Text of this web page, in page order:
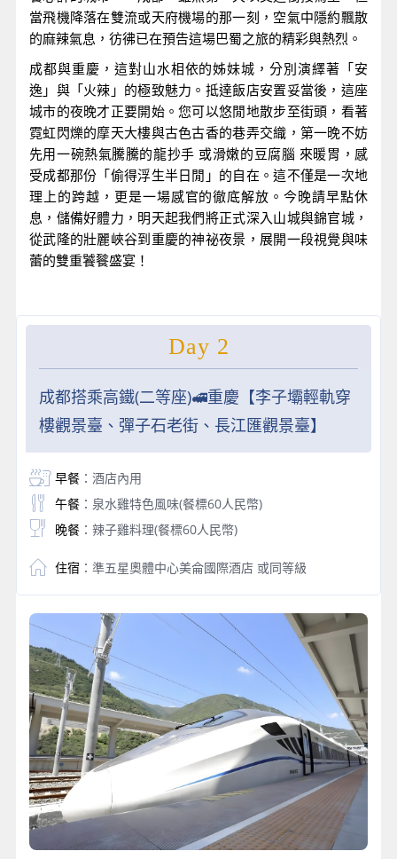
當飛機降落在雙流或天府機場的那一刻，空氣中隱約飄散
的麻辣氣息，彷彿已在預告這場巴蜀之旅的精彩與熱烈。
成都與重慶，這對山水相依的姊妹城，分別演繹著「安
逸」與「火辣」的極致魅力。抵達飯店安置妥當後，這座
城市的夜晚才正要開始。您可以悠閒地散步至街頭，看著
霓虹閃爍的摩天大樓與古色古香的巷弄交織，第一晚不妨
先用一碗熱氣騰騰的龍抄手 或滑嫩的豆腐腦 來暖胃，感
受成都那份「偷得浮生半日閒」的自在。這不僅是一次地
理上的跨越，更是一場感官的徹底解放。今晚請早點休
息，儲備好體力，明天起我們將正式深入山城與錦官城，
從武隆的壯麗峽谷到重慶的神祕夜景，展開一段視覺與味
蕾的雙重饕餮盛宴！
Day 2
成都搭乘高鐵(二等座)🚅重慶【李子壩輕軌穿
樓觀景臺、彈子石老街、長江匯觀景臺】
早餐：酒店內用
午餐：泉水雞特色風味(餐標60人民幣)
晚餐：辣子雞料理(餐標60人民幣)
住宿 ：準五星奧體中心美侖國際酒店 或同等級